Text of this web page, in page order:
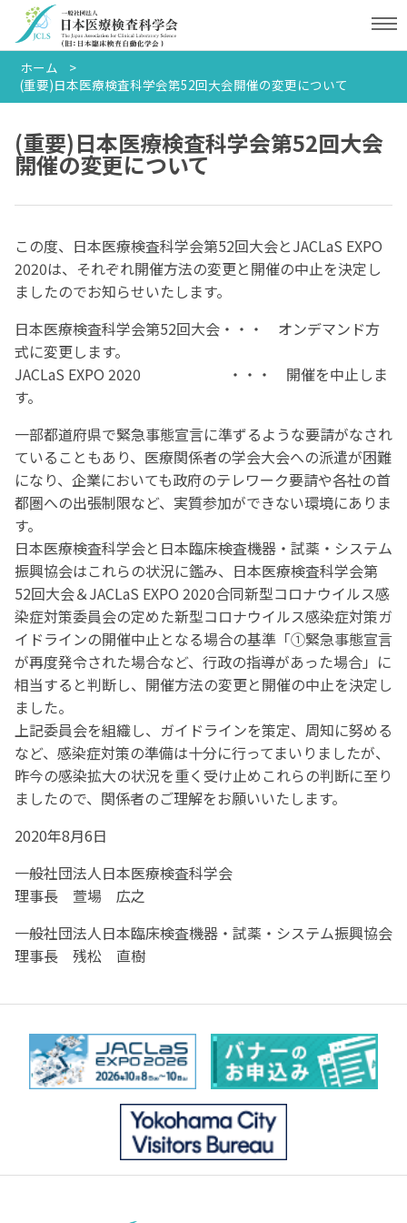
ホーム
(重要)日本医療検査科学会第52回大会開催の変更について
(重要)日本医療検査科学会第52回大会
開催の変更について
この度、日本医療検査科学会第52回大会とJACLaS EXPO
2020は、それぞれ開催方法の変更と開催の中止を決定し
ましたのでお知らせいたします。
日本医療検査科学会第52回大会・・・ オンデマンド方
式に変更します。
JACLaS EXPO 2020 ・・・ 開催を中止しま
す。
一部都道府県で緊急事態宣言に準ずるような要請がなされ
ていることもあり、医療関係者の学会大会への派遣が困難
になり、企業においても政府のテレワーク要請や各社の首
都圏への出張制限など、実質参加ができない環境にありま
す。
日本医療検査科学会と日本臨床検査機器・試薬・システム
振興協会はこれらの状況に鑑み、日本医療検査科学会第
52回大会＆JACLaS EXPO 2020合同新型コロナウイルス感
染症対策委員会の定めた新型コロナウイルス感染症対策ガ
イドラインの開催中止となる場合の基準「①緊急事態宣言
が再度発令された場合など、行政の指導があった場合」に
相当すると判断し、開催方法の変更と開催の中止を決定し
ました。
上記委員会を組織し、ガイドラインを策定、周知に努める
など、感染症対策の準備は十分に行ってまいりましたが、
昨今の感染拡大の状況を重く受け止めこれらの判断に至り
ましたので、関係者のご理解をお願いいたします。
2020年8月6日
一般社団法人日本医療検査科学会
理事長 萱場 広之
一般社団法人日本臨床検査機器・試薬・システム振興協会
理事長 残松 直樹